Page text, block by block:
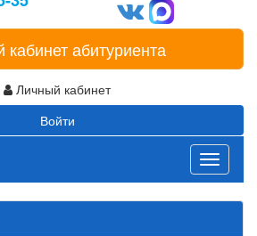
абитуриента
Личный кабинет
Войти
Toggle